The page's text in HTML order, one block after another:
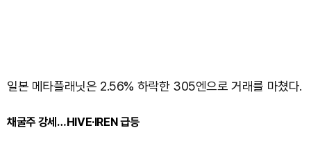
일본 메타플래닛은 2.56% 하락한 305엔으로 거래를 마쳤다.
채굴주 강세…HIVE·IREN 급등